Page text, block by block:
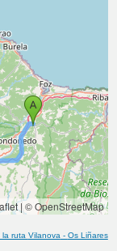
| © OpenStreetMap
la ruta Vilanova - Os Liñares